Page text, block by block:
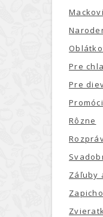
Pre
Pre
Rôzne
Záľuby